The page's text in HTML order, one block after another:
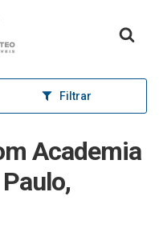
Filtrar
Academia